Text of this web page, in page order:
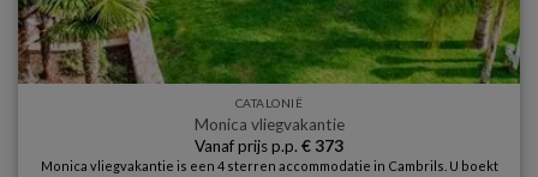
CATALONIË
Monica vliegvakantie
Vanaf prijs p.p. € 373
Monica vliegvakantie is een 4 sterren accommodatie in Cambrils. U boekt